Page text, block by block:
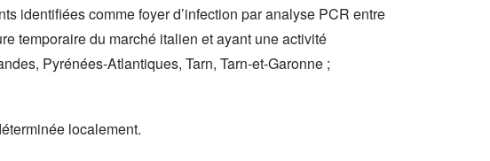
identifiées comme foyer d’infection par analyse PCR entre
temporaire du marché italien et ayant une activité
Pyrénées-Atlantiques, Tarn, Tarn-et-Garonne ;
localement.